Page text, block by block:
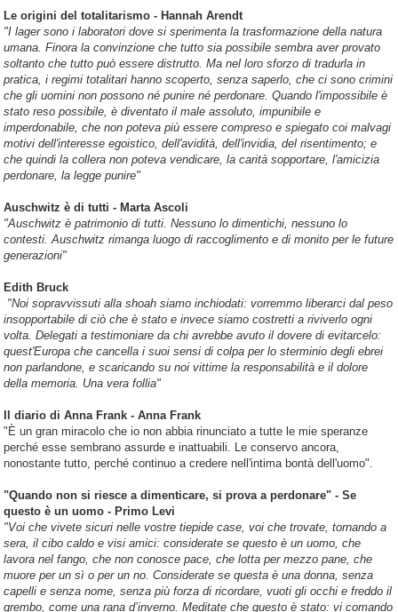
Le origini del totalitarismo - Hannah Arendt
"I lager sono i laboratori dove si sperimenta la trasformazione della natura
umana. Finora la convinzione che tutto sia possibile sembra aver provato
soltanto che tutto può essere distrutto. Ma nel loro sforzo di tradurla in
pratica, i regimi totalitari hanno scoperto, senza saperlo, che ci sono crimini
che gli uomini non possono né punire né perdonare. Quando l'impossibile è
stato reso possibile, è diventato il male assoluto, impunibile e
imperdonabile, che non poteva più essere compreso e spiegato coi malvagi
motivi dell'interesse egoistico, dell'avidità, dell'invidia, del risentimento; e
che quindi la collera non poteva vendicare, la carità sopportare, l'amicizia
perdonare, la legge punire"
Auschwitz è di tutti - Marta Ascoli
"Auschwitz è patrimonio di tutti. Nessuno lo dimentichi, nessuno lo
contesti. Auschwitz rimanga luogo di raccoglimento e di monito per le future
generazioni"
Edith Bruck
"Noi sopravvissuti alla shoah siamo inchiodati: vorremmo liberarci dal peso
insopportabile di ciò che è stato e invece siamo costretti a riviverlo ogni
volta. Delegati a testimoniare da chi avrebbe avuto il dovere di evitarcelo:
quest'Europa che cancella i suoi sensi di colpa per lo sterminio degli ebrei
non parlandone, e scaricando su noi vittime la responsabilità e il dolore
della memoria. Una vera follia"
Il diario di Anna Frank - Anna Frank
"È un gran miracolo che io non abbia rinunciato a tutte le mie speranze
perché esse sembrano assurde e inattuabili. Le conservo ancora,
nonostante tutto, perché continuo a credere nell'intima bontà dell'uomo".
"Quando non si riesce a dimenticare, si prova a perdonare" - Se
questo è un uomo - Primo Levi
"Voi che vivete sicuri nelle vostre tiepide case, voi che trovate, tornando a
sera, il cibo caldo e visi amici: considerate se questo è un uomo, che
lavora nel fango, che non conosce pace, che lotta per mezzo pane, che
muore per un sì o per un no. Considerate se questa è una donna, senza
capelli e senza nome, senza più forza di ricordare, vuoti gli occhi e freddo il
grembo, come una rana d’inverno. Meditate che questo è stato: vi comando